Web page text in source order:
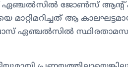
ഏഞ്ചൽസിൽ ജോൺസ് ആന്റ്
മാറ്റിമറിച്ചത് ആ
ഏഞ്ചൽസിൽ